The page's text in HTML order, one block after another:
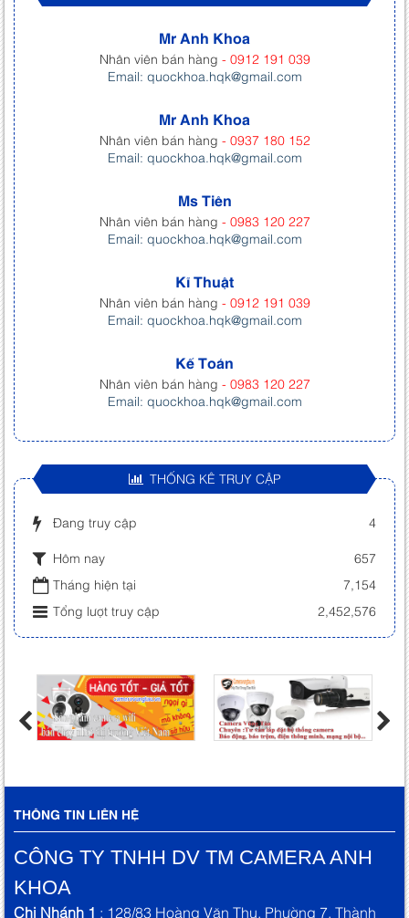
Mr Anh Khoa
Nhân viên bán hàng - 0912 191 039
Email: quockhoa.hqk@gmail.com
Mr Anh Khoa
Nhân viên bán hàng - 0937 180 152
Email: quockhoa.hqk@gmail.com
Ms Tiên
Nhân viên bán hàng - 0983 120 227
Email: quockhoa.hqk@gmail.com
Kĩ Thuật
Nhân viên bán hàng - 0912 191 039
Email: quockhoa.hqk@gmail.com
Kế Toán
Nhân viên bán hàng - 0983 120 227
Email: quockhoa.hqk@gmail.com
THỐNG KÊ TRUY CẬP
Đang truy cập 4
Hôm nay
657
Tháng hiện tại
7,154
Tổng lượt truy cập
2,452,576
THÔNG TIN LIÊN HỆ
CÔNG TY TNHH DV TM CAMERA ANH
KHOA
Chi Nhánh 1 : 128/83 Hoàng Văn Thu, Phường 7, Thành